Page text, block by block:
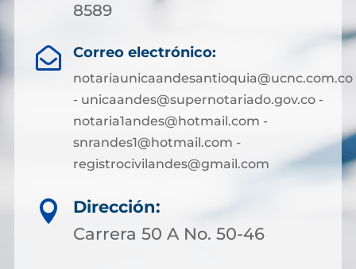
8589
 Correo electrónico:
notariaunicaandesantioquia@ucnc.com.co
- unicaandes@supernotariado.gov.co -
notaria1andes@hotmail.com -
snrandes1@hotmail.com -
registrocivilandes@gmail.com

Dirección:
Carrera 50 A No. 50-46